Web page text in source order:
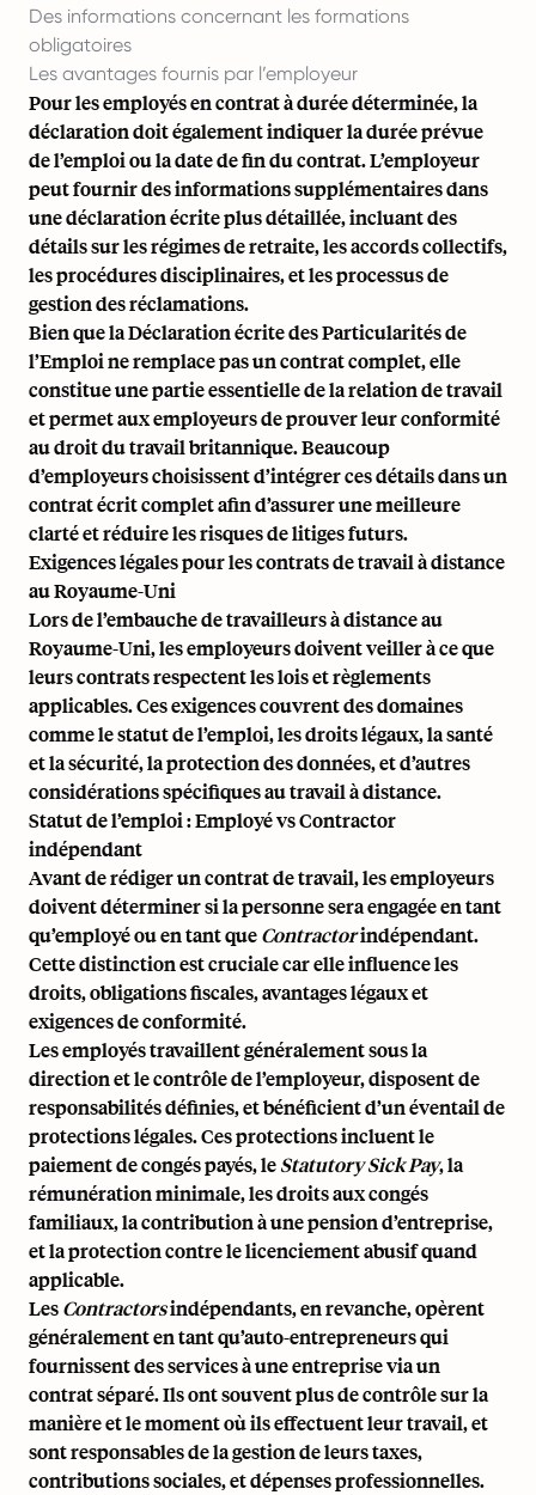
Des informations concernant les formations
obligatoires
Les avantages fournis par l’employeur
Pour les employés en contrat à durée déterminée, la
déclaration doit également indiquer la durée prévue
de l’emploi ou la date de fin du contrat. L’employeur
peut fournir des informations supplémentaires dans
une déclaration écrite plus détaillée, incluant des
détails sur les régimes de retraite, les accords collectifs,
les procédures disciplinaires, et les processus de
gestion des réclamations.
Bien que la Déclaration écrite des Particularités de
l’Emploi ne remplace pas un contrat complet, elle
constitue une partie essentielle de la relation de travail
et permet aux employeurs de prouver leur conformité
au droit du travail britannique. Beaucoup
d’employeurs choisissent d’intégrer ces détails dans un
contrat écrit complet afin d’assurer une meilleure
clarté et réduire les risques de litiges futurs.
Exigences légales pour les contrats de travail à distance
au Royaume-Uni
Lors de l’embauche de travailleurs à distance au
Royaume-Uni, les employeurs doivent veiller à ce que
leurs contrats respectent les lois et règlements
applicables. Ces exigences couvrent des domaines
comme le statut de l’emploi, les droits légaux, la santé
et la sécurité, la protection des données, et d’autres
considérations spécifiques au travail à distance.
Statut de l’emploi : Employé vs Contractor
indépendant
Avant de rédiger un contrat de travail, les employeurs
doivent déterminer si la personne sera engagée en tant
qu’employé ou en tant queContractorindépendant.
Cette distinction est cruciale car elle influence les
droits, obligations fiscales, avantages légaux et
exigences de conformité.
Les employés travaillent généralement sous la
direction et le contrôle de l’employeur, disposent de
responsabilités définies, et bénéficient d’un éventail de
protections légales. Ces protections incluent le
paiement de congés payés, leStatutory Sick Pay, la
rémunération minimale, les droits aux congés
familiaux, la contribution à une pension d’entreprise,
et la protection contre le licenciement abusif quand
applicable.
LesContractorsindépendants, en revanche, opèrent
généralement en tant qu’auto-entrepreneurs qui
fournissent des services à une entreprise via un
contrat séparé. Ils ont souvent plus de contrôle sur la
manière et le moment où ils effectuent leur travail, et
sont responsables de la gestion de leurs taxes,
contributions sociales, et dépenses professionnelles.